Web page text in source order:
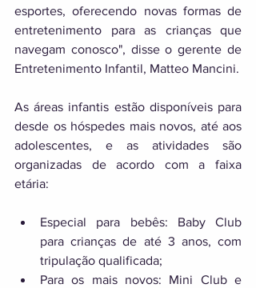
esportes, oferecendo novas formas de
entretenimento para as crianças que
navegam conosco", disse o gerente de
As áreas infantis estão disponíveis para
desde os hóspedes mais novos, até aos
adolescentes, e as atividades são
organizadas de acordo com a faixa
etária:
Especial para bebês: Baby Club
para crianças de até 3 anos, com
tripulação qualificada;
Para os mais novos: Mini Club e